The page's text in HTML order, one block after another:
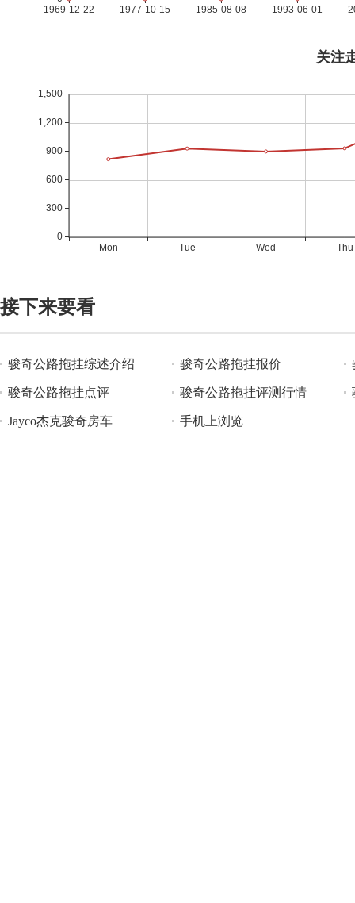
接下来要看
骏奇公路拖挂综述介绍 骏奇公路拖挂报价
骏奇公路拖挂点评 骏奇公路拖挂评测行情
Jayco杰克骏奇房车 手机上浏览